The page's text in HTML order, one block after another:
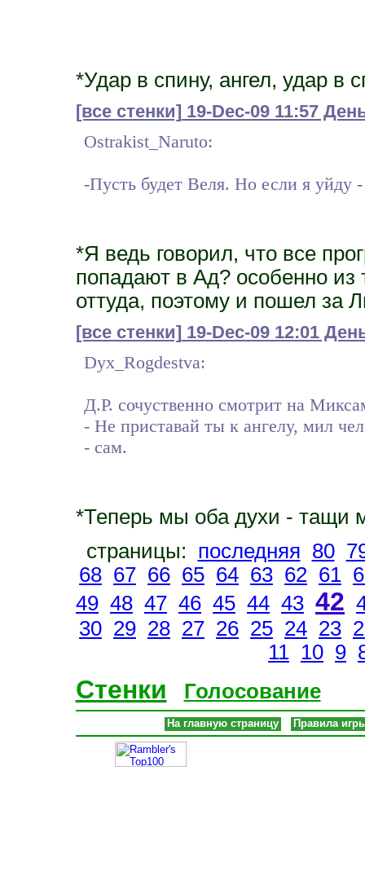
*Удар в спину, ангел, удар в
[все стенки] 19-Dec-09 11:57
Ostrakist_Naruto:
-Пусть будет Веля. Но если я уйду
*Я ведь говорил, что все
попадают в Ад? особенно из
оттуда, поэтому и пошел за
[все стенки] 19-Dec-09 12:01
Dyx_Rogdestva:
Д.Р. сочуственно смотрит на
- Не приставай ты к ангелу, мил
- сам.
*Теперь мы оба духи - тащи
страницы: последняя 80
68 67 66 65 64 63 62 61
49 48 47 46 45 44 43 42
30 29 28 27 26 25 24 23
11
10 9
Стенки Голосование
На главную страницу Правила